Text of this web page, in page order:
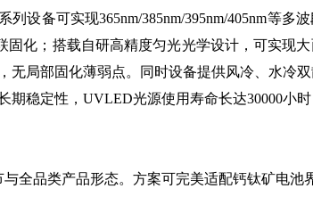
设备可实现365nm/385nm/395nm/405nm等多
化；搭载自研高精度匀光光学设计，可实现
无局部固化薄弱点。同时设备提供风冷、水冷
稳定性，UVLED光源使用寿命长达30000小
品类产品形态。方案可完美适配钙钛矿电池